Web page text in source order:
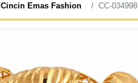
Cincin Emas Fashion CC-034998